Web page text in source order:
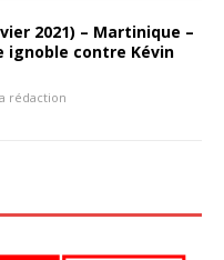
2021) – Martinique –
ignoble contre Kévin
rédaction